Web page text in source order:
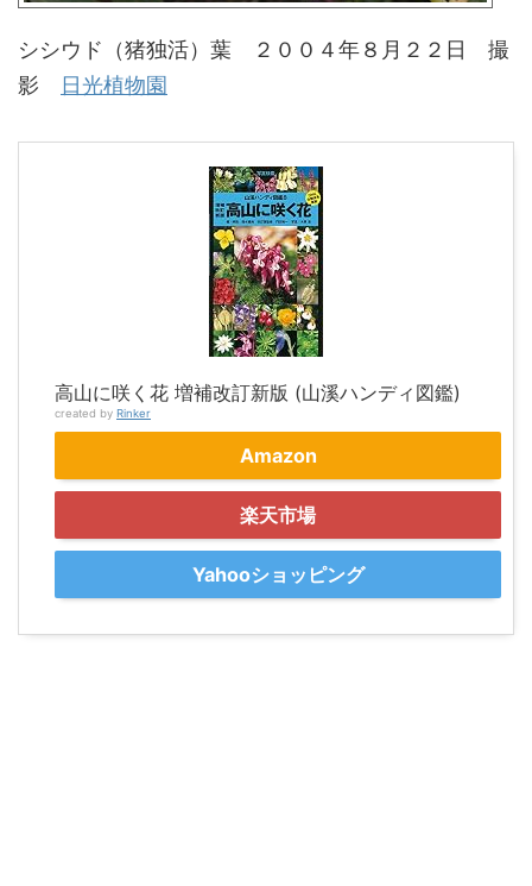
シシウド（猪独活）葉 ２００４年８月２２日 撮
影
日光植物園
高山に咲く花 増補改訂新版 (山溪ハンディ図鑑)
created by Rinker
Amazon
楽天市場
Yahooショッピング